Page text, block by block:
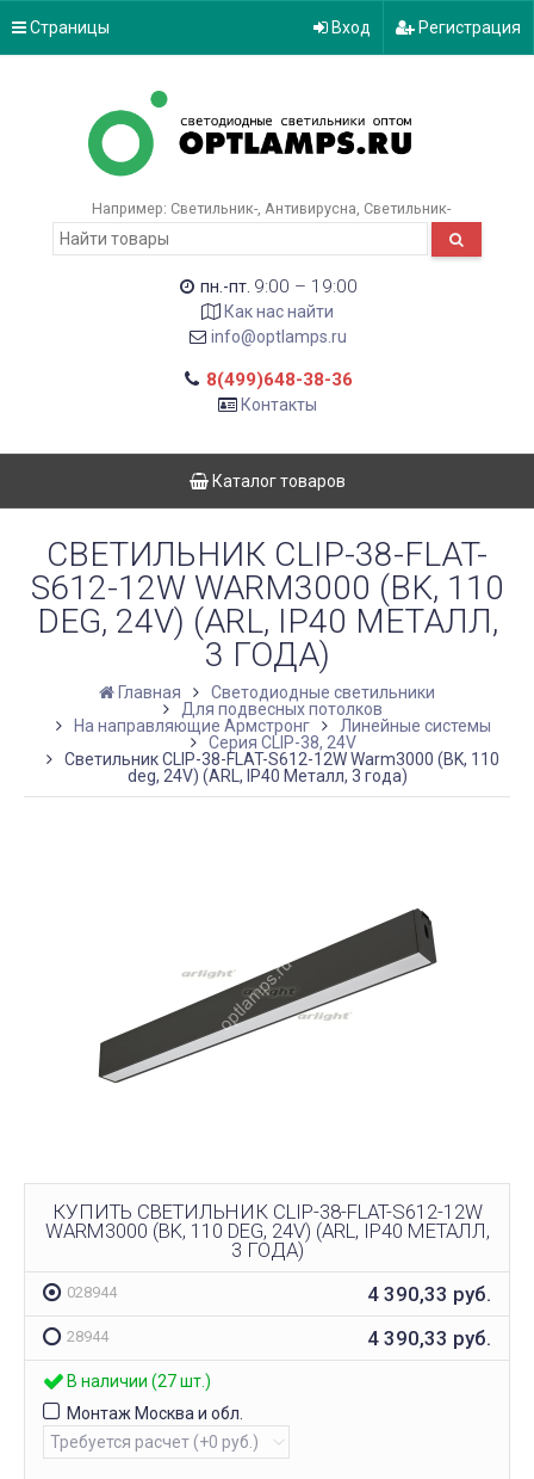
Страницы Вход Регистрация
Например: Светильник- Антивирусна Светильник-
пн.-пт. 9:00 – 19:00
Как нас найти
info@optlamps.ru
8(499)648-38-36
Контакты
Каталог товаров
СВЕТИЛЬНИК CLIP-38-FLAT-
S612-12W WARM3000 (BK, 110
DEG, 24V) (ARL, IP40 МЕТАЛЛ,
3 ГОДА)
Главная
Светодиодные светильники
Для подвесных потолков
На направляющие Армстронг
Линейные системы
Серия CLIP-38, 24V
Светильник CLIP-38-FLAT-S612-12W Warm3000 (BK, 110
deg, 24V) (ARL, IP40 Металл, 3 года)
КУПИТЬ СВЕТИЛЬНИК CLIP-38-FLAT-S612-12W
WARM3000 (BK, 110 DEG, 24V) (ARL, IP40 МЕТАЛЛ,
3 ГОДА)
028944 4 390,33 руб.
28944 4 390,33 руб.
В наличии (27 шт.)
Монтаж Москва и обл.